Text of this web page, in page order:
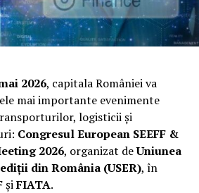
2026, capitala României va
mai importante evenimente
logisticii și
Congresul European SEEFF &
2026, organizat deUniunea
din România (USER), în
șiFIATA.